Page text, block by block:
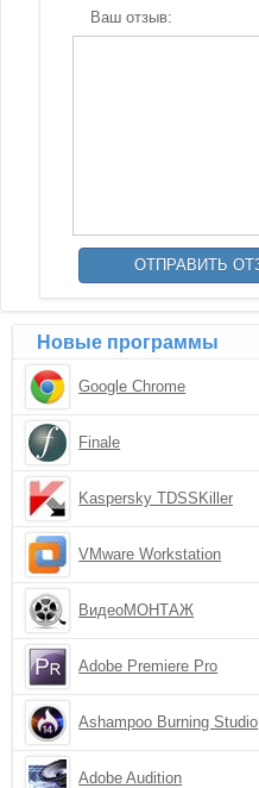
Ваш отзыв:
Новые программы
Google Chrome
Finale
Kaspersky TDSSKiller
VMware Workstation
ВидеоМОНТАЖ
Adobe Premiere Pro
Ashampoo Burning Studio
Adobe Audition